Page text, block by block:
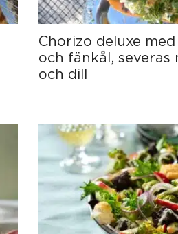
Chorizo deluxe
och fänkål, severas
och dill